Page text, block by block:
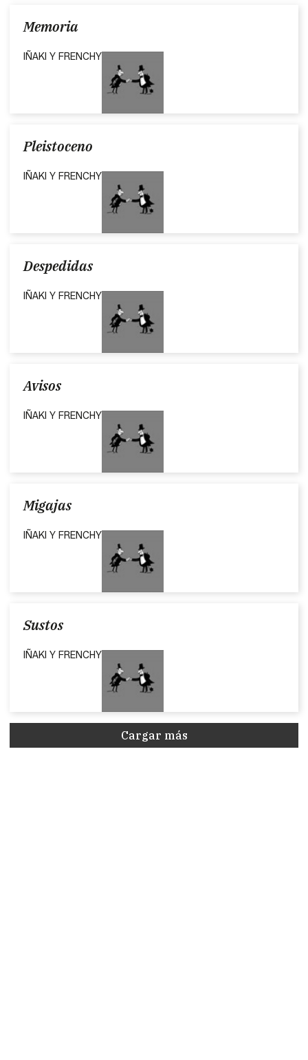
Memoria
IÑAKI Y FRENCHY
Pleistoceno
IÑAKI Y FRENCHY
Despedidas
IÑAKI Y FRENCHY
Avisos
IÑAKI Y FRENCHY
Migajas
IÑAKI Y FRENCHY
Sustos
IÑAKI Y FRENCHY
Cargar más